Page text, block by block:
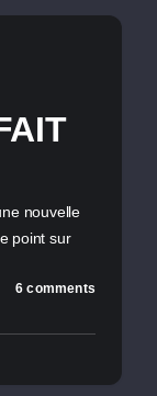
nouvelle
point sur
6 comments